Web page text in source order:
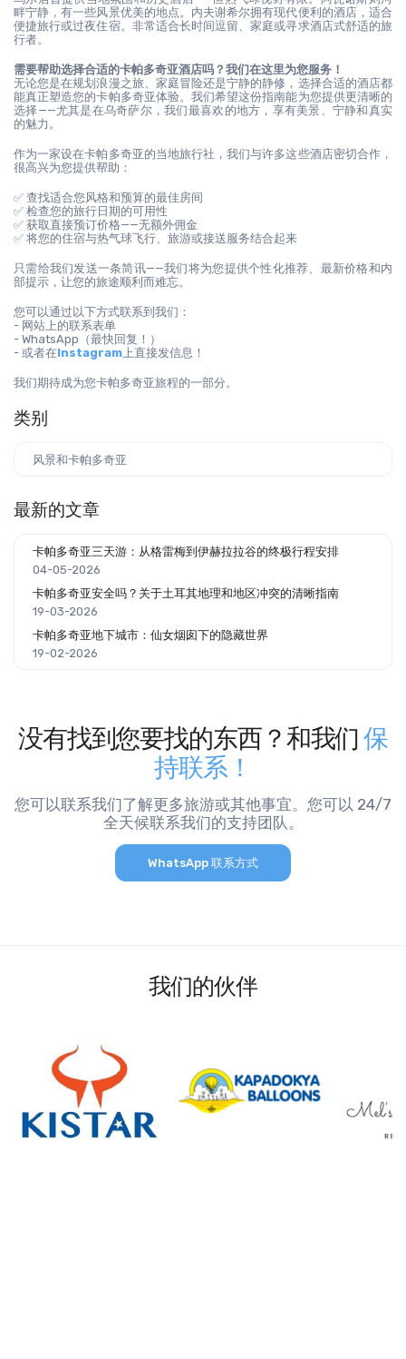
畔宁静，有一些风景优美的地点。内夫谢希尔拥有现代便利的酒店，适合
便捷旅行或过夜住宿。非常适合长时间逗留、家庭或寻求酒店式舒适的旅
行者。
需要帮助选择合适的卡帕多奇亚酒店吗？我们在这里为您服务！
无论您是在规划浪漫之旅、家庭冒险还是宁静的静修，选择合适的酒店都
能真正塑造您的卡帕多奇亚体验。我们希望这份指南能为您提供更清晰的
选择——尤其是在乌奇萨尔，我们最喜欢的地方，享有美景、宁静和真实
的魅力。
作为一家设在卡帕多奇亚的当地旅行社，我们与许多这些酒店密切合作，
很高兴为您提供帮助：
✅ 查找适合您风格和预算的最佳房间
✅ 检查您的旅行日期的可用性
✅ 获取直接预订价格——无额外佣金
✅ 将您的住宿与热气球飞行、旅游或接送服务结合起来
只需给我们发送一条简讯——我们将为您提供个性化推荐、最新价格和内
部提示，让您的旅途顺利而难忘。
您可以通过以下方式联系到我们：
- 网站上的联系表单
- WhatsApp（最快回复！）
- 或者在Instagram 上直接发信息！
我们期待成为您卡帕多奇亚旅程的一部分。
类别
风景和卡帕多奇亚
最新的文章
卡帕多奇亚三天游：从格雷梅到伊赫拉拉谷的终极行程安排
04-05-2026
卡帕多奇亚安全吗？关于土耳其地理和地区冲突的清晰指南
19-03-2026
卡帕多奇亚地下城市：仙女烟囱下的隐藏世界
19-02-2026
没有找到您要找的东西？和我们保
持联系！
您可以联系我们了解更多旅游或其他事宜。您可以 24/7
全天候联系我们的支持团队。
WhatsApp 联系方式
我们的伙伴